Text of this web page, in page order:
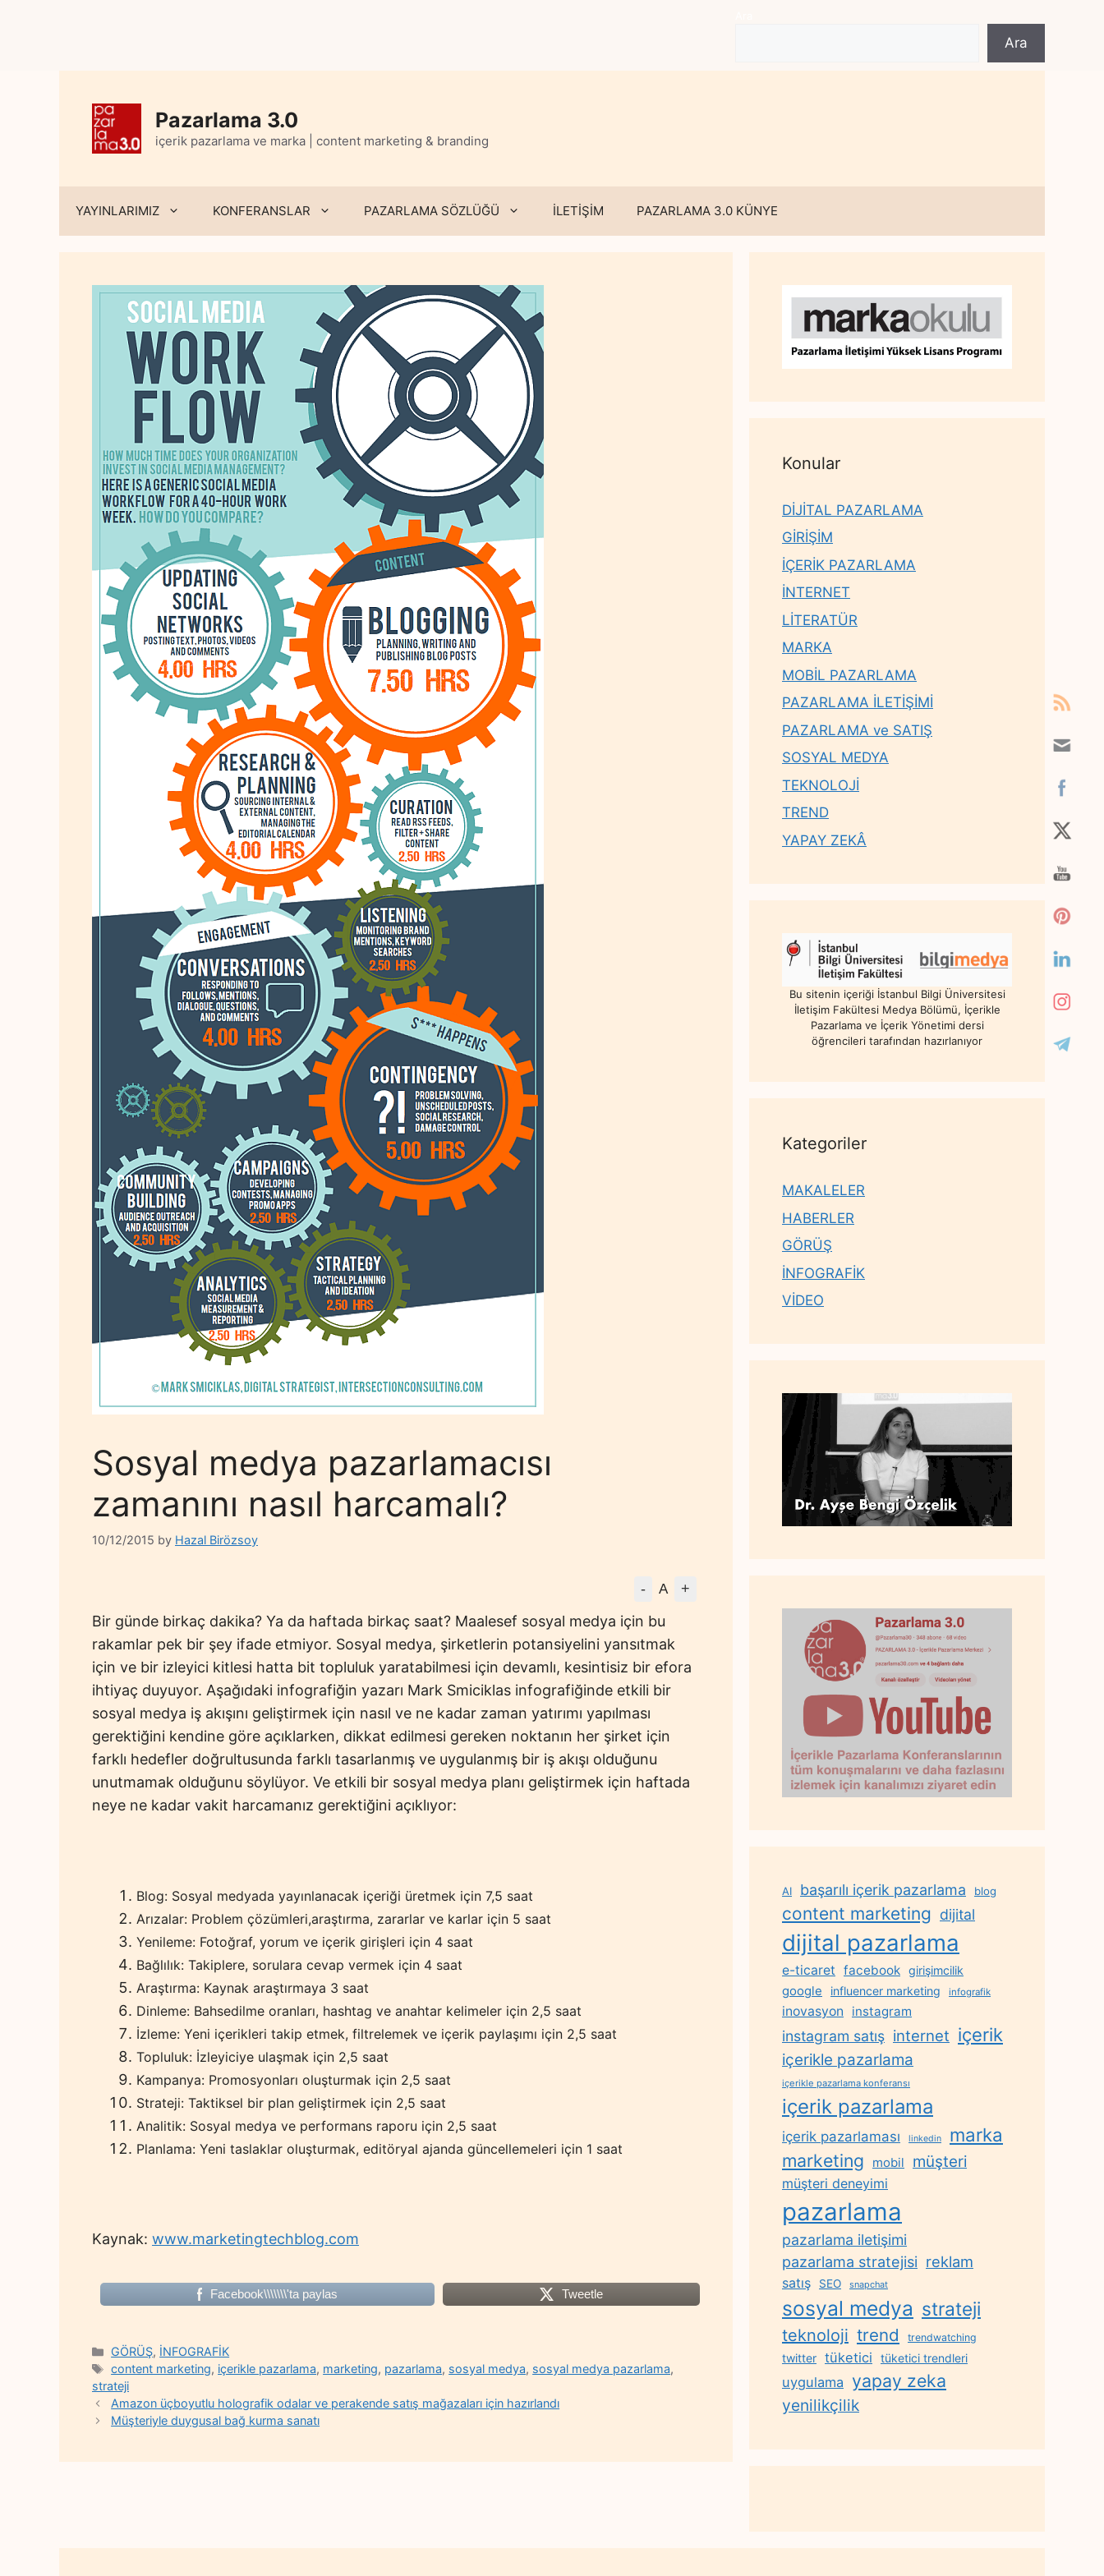
Ara
Pazarlama 3.0
içerik pazarlama ve marka | content marketing & branding
YAYINLARIMIZ KONFERANSLAR PAZARLAMA SÖZLÜĞÜ İLETİŞİM PAZARLAMA 3.0 KÜNYE
Sosyal medya pazarlamacısı
zamanını nasıl harcamalı?
10/12/2015 by Hazal Birözsoy
- A +
Bir günde birkaç dakika? Ya da haftada birkaç saat? Maalesef sosyal medya için bu
rakamlar pek bir şey ifade etmiyor. Sosyal medya, şirketlerin potansiyelini yansıtmak
için ve bir izleyici kitlesi hatta bit topluluk yaratabilmesi için devamlı, kesintisiz bir efora
ihtiyaç duyuyor. Aşağıdaki infografiğin yazarı Mark Smiciklas infografiğinde etkili bir
sosyal medya iş akışını geliştirmek için nasıl ve ne kadar zaman yatırımı yapılması
gerektiğini kendine göre açıklarken, dikkat edilmesi gereken noktanın her şirket için
farklı hedefler doğrultusunda farklı tasarlanmış ve uygulanmış bir iş akışı olduğunu
unutmamak olduğunu söylüyor. Ve etkili bir sosyal medya planı geliştirmek için haftada
neye ne kadar vakit harcamanız gerektiğini açıklıyor:
Blog: Sosyal medyada yayınlanacak içeriği üretmek için 7,5 saat
Arızalar: Problem çözümleri,araştırma, zararlar ve karlar için 5 saat
Yenileme: Fotoğraf, yorum ve içerik girişleri için 4 saat
Bağlılık: Takiplere, sorulara cevap vermek için 4 saat
Araştırma: Kaynak araştırmaya 3 saat
Dinleme: Bahsedilme oranları, hashtag ve anahtar kelimeler için 2,5 saat
İzleme: Yeni içerikleri takip etmek, filtrelemek ve içerik paylaşımı için 2,5 saat
Topluluk: İzleyiciye ulaşmak için 2,5 saat
Kampanya: Promosyonları oluşturmak için 2,5 saat
Strateji: Taktiksel bir plan geliştirmek için 2,5 saat
Analitik: Sosyal medya ve performans raporu için 2,5 saat
Planlama: Yeni taslaklar oluşturmak, editöryal ajanda güncellemeleri için 1 saat
Kaynak: www.marketingtechblog.com
Facebook\\\\\\\'ta paylas Tweetle
Categories
GÖRÜŞ, İNFOGRAFİK
Tags
content marketing, içerikle pazarlama, marketing, pazarlama, sosyal medya, sosyal medya pazarlama,
strateji
Amazon üçboyutlu holografik odalar ve perakende satış mağazaları için hazırlandı
Müşteriyle duygusal bağ kurma sanatı
Konular
DİJİTAL PAZARLAMA
GİRİŞİM
İÇERİK PAZARLAMA
İNTERNET
LİTERATÜR
MARKA
MOBİL PAZARLAMA
PAZARLAMA İLETİŞİMİ
PAZARLAMA ve SATIŞ
SOSYAL MEDYA
TEKNOLOJİ
TREND
YAPAY ZEKÂ
Bu sitenin içeriği İstanbul Bilgi Üniversitesi
İletişim Fakültesi Medya Bölümü, İçerikle
Pazarlama ve İçerik Yönetimi dersi
öğrencileri tarafından hazırlanıyor
Kategoriler
MAKALELER
HABERLER
GÖRÜŞ
İNFOGRAFİK
VİDEO
AI başarılı içerik pazarlama blog
content marketing dijital
dijital pazarlama
e-ticaret facebook girişimcilik
google influencer marketing infografik
inovasyon instagram
instagram satış internet içerik
içerikle pazarlama
içerikle pazarlama konferansı
içerik pazarlama
içerik pazarlaması linkedin marka
marketing mobil müşteri
müşteri deneyimi
pazarlama
pazarlama iletişimi
pazarlama stratejisi reklam
satış SEO snapchat
sosyal medya strateji
teknoloji trend trendwatching
twitter tüketici tüketici trendleri
uygulama yapay zeka
yenilikçilik